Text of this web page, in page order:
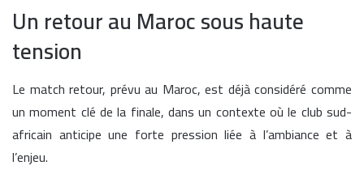
Un retour au Maroc sous haute
tension
Le match retour, prévu au Maroc, est déjà considéré comme
un moment clé de la finale, dans un contexte où le club sud-
africain anticipe une forte pression liée à l’ambiance et à
l’enjeu.